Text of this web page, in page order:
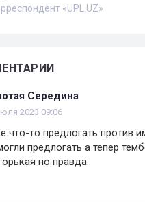
«UPL.UZ»
Середина
2023 09:06
что-то предлогать против
предлогать а тепер
но правда.